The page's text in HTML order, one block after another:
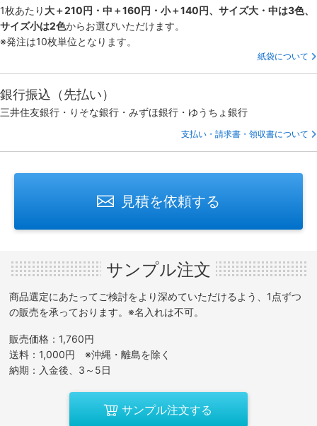
1枚あたり 大＋210円・中＋160円・小＋140円、サイズ大・中は3色、
サイズ小は2色からお選びいただけます。
※発注は10枚単位となります。
紙袋について
銀行振込（先払い）
三井住友銀行・りそな銀行・みずほ銀行・ゆうちょ銀行
支払い・請求書・領収書について
見積を依頼する
サンプル注文
商品選定にあたってご検討をより深めていただけるよう、1点ずつ
の販売を承っております。※名入れは不可。
販売価格：1,760円
送料：1,000円 ※沖縄・離島を除く
納期：入金後、3～5日
サンプル注文する